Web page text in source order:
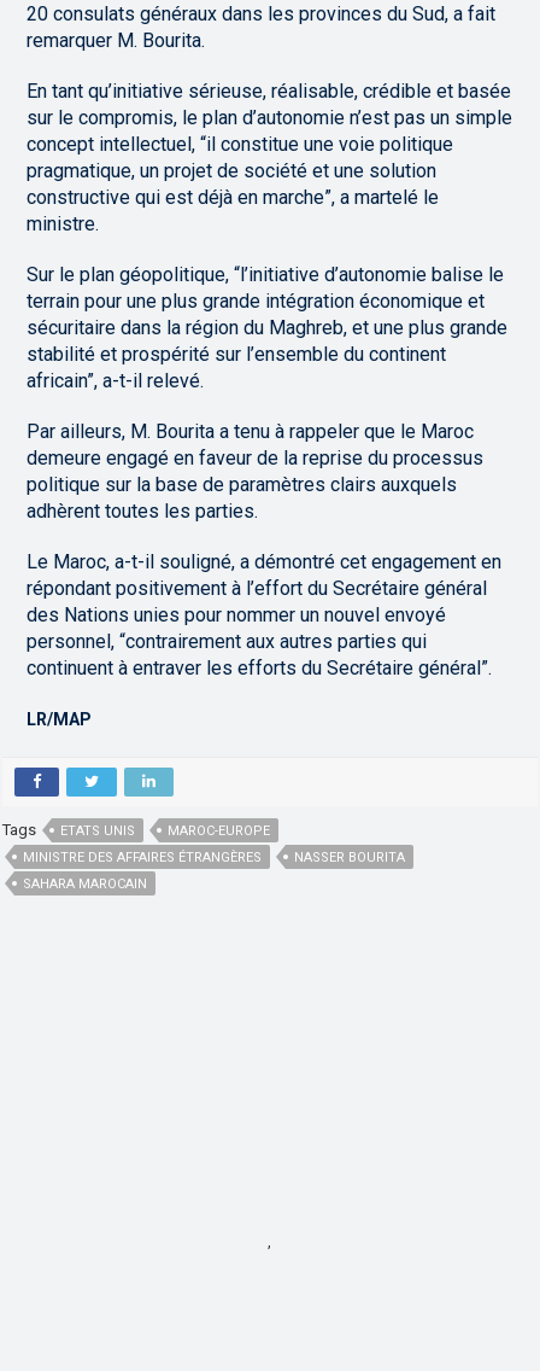
20 consulats généraux dans les provinces du Sud, a fait
remarquer M. Bourita.
En tant qu’initiative sérieuse, réalisable, crédible et basée
sur le compromis, le plan d’autonomie n’est pas un simple
concept intellectuel, “il constitue une voie politique
pragmatique, un projet de société et une solution
constructive qui est déjà en marche”, a martelé le
ministre.
Sur le plan géopolitique, “l’initiative d’autonomie balise le
terrain pour une plus grande intégration économique et
sécuritaire dans la région du Maghreb, et une plus grande
stabilité et prospérité sur l’ensemble du continent
africain”, a-t-il relevé.
Par ailleurs, M. Bourita a tenu à rappeler que le Maroc
demeure engagé en faveur de la reprise du processus
politique sur la base de paramètres clairs auxquels
adhèrent toutes les parties.
Le Maroc, a-t-il souligné, a démontré cet engagement en
répondant positivement à l’effort du Secrétaire général
des Nations unies pour nommer un nouvel envoyé
personnel, “contrairement aux autres parties qui
continuent à entraver les efforts du Secrétaire général”.
LR/MAP
Tags ETATS UNIS
MAROC-EUROPE
MINISTRE DES AFFAIRES ÉTRANGÈRES
NASSER BOURITA
SAHARA MAROCAIN
,